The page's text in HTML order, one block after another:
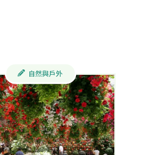
自然與戶外